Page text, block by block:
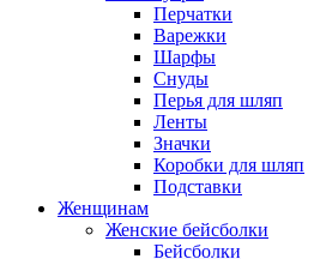
Перчатки
Варежки
Шарфы
Снуды
Перья для шляп
Ленты
Значки
Коробки для шляп
Подставки
Женщинам
Женские бейсболки
Бейсболки